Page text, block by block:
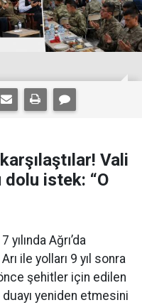
Vali
dolu istek: “O
yılında Ağrı’da
ile yolları 9 yıl sonra
şehitler için edilen
duayı yeniden etmesini